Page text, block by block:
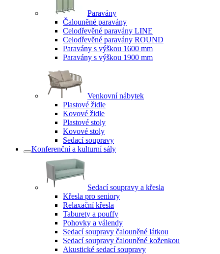
Paravány
Čalouněné paravány
Celodřevěné paravány LINE
Celodřevěné paravány ROUND
Paravány s výškou 1600 mm
Paravány s výškou 1900 mm
Venkovní nábytek
Plastové židle
Kovové židle
Plastové stoly
Kovové stoly
Sedací soupravy
Konferenční a kulturní sály
Sedací soupravy a křesla
Křesla pro seniory
Relaxační křesla
Taburety a pouffy
Pohovky a válendy
Sedací soupravy čalouněné látkou
Sedací soupravy čalouněné koženkou
Akustické sedací soupravy